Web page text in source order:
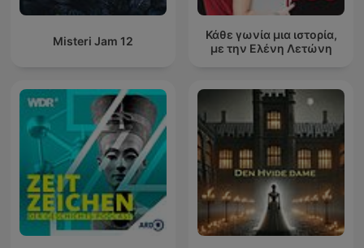
Misteri Jam 12
Κάθε γωνία μια ιστορία,
με την Ελένη Λετώνη